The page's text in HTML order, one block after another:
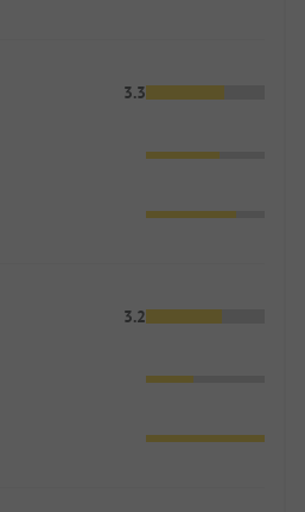
3.3
3.2